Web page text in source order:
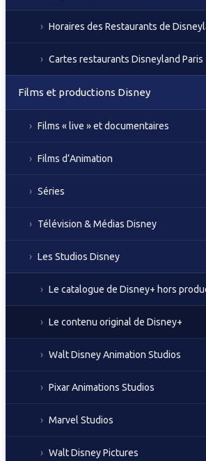
Horaires des Restaurants de
Cartes restaurants Disneyland Paris
Films et productions Disney
Films « live » et documentaires
Films d’Animation
Séries
Télévision & Médias Disney
Les Studios Disney
Le catalogue de Disney+ hors
Le contenu original de Disney+
Walt Disney Animation Studios
Pixar Animations Studios
Marvel Studios
Walt Disney Pictures